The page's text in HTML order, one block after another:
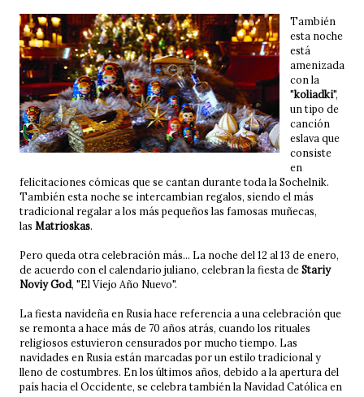
También
esta noche
está
amenizada
con la
"koliadki",
un tipo de
canción
eslava que
consiste
en
felicitaciones cómicas que se cantan durante toda la Sochelnik.
También esta noche se intercambian regalos, siendo el más
tradicional regalar a los más pequeños las famosas muñecas,
las Matrioskas.
Pero queda otra celebración más... La noche del 12 al 13 de enero,
de acuerdo con el calendario juliano, celebran la fiesta deStariy
Noviy God, "El Viejo Año Nuevo".
La fiesta navideña en Rusia hace referencia a una celebración que
se remonta a hace más de 70 años atrás, cuando los rituales
religiosos estuvieron censurados por mucho tiempo. Las
navidades en Rusia están marcadas por un estilo tradicional y
lleno de costumbres. En los últimos años, debido a la apertura del
país hacia el Occidente, se celebra también la Navidad Católica en